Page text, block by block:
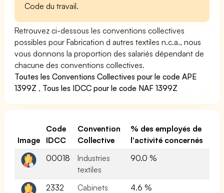
Code du travail.
Retrouvez ci-dessous les conventions collectives
possibles pour Fabrication d autres textiles n.c.a., nous
vous donnons la proportion des salariés dépendant de
chacune des conventions collectives.
Toutes les Conventions Collectives pour le code APE
1399Z , Tous les IDCC pour le code NAF 1399Z
Image
Code
IDCC
Convention
Collective
% des employés de
l'activité concernés
00018
Industries
textiles
90.0 %
2332
Cabinets
4.6 %